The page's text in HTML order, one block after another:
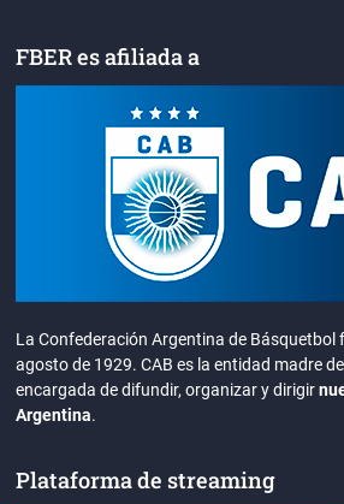
FBER es afiliada a
La Confederación Argentina de Básquetbol
agosto de 1929. CAB es la entidad madre
encargada de difundir, organizar y dirigir
Argentina.
Plataforma de streaming